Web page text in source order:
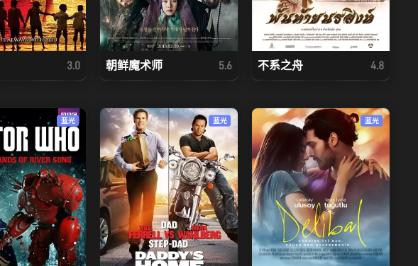
3.0 朝鲜魔术师 5.6 不系之舟 4.8
蓝光 蓝光 蓝光